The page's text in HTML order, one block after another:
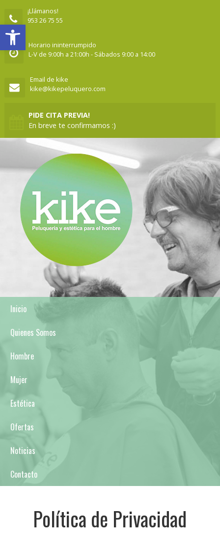
Abrir barra de herramientas
¡Llámanos!
953 26 75 55
Horario ininterrumpido
L-V de 9:00h a 21:00h - Sábados 9:00 a 14:00
Email de kike
kike@kikepeluquero.com
PIDE CITA PREVIA!
En breve te confirmamos :)
Inicio
Quienes Somos
Hombre
Mujer
Estética
Ofertas
Noticias
Contacto
Política de Privacidad